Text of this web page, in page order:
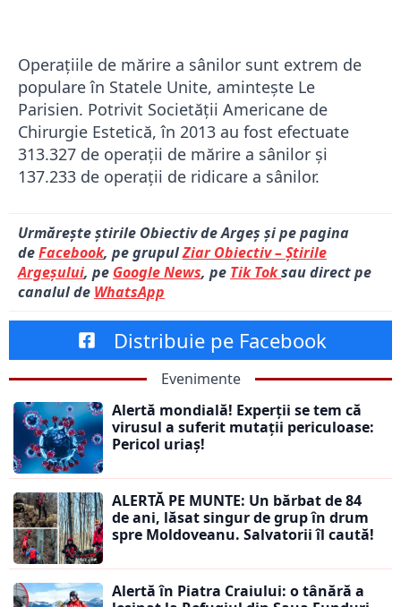
Operațiile de mărire a sânilor sunt extrem de
populare în Statele Unite, amintește Le
Parisien. Potrivit Societății Americane de
Chirurgie Estetică, în 2013 au fost efectuate
313.327 de operații de mărire a sânilor și
137.233 de operații de ridicare a sânilor.
Urmărește știrile Obiectiv de Argeș și pe pagina
deFacebook, pe grupulZiar Obiectiv – Știrile
Argeșului, pe Google News, pe Tik Toksau direct pe
canalul de WhatsApp
Distribuie pe Facebook
Evenimente
Alertă mondială! Experții se tem că
virusul a suferit mutații periculoase:
Pericol uriaș!
ALERTĂ PE MUNTE: Un bărbat de 84
de ani, lăsat singur de grup în drum
spre Moldoveanu. Salvatorii îl caută!
Alertă în Piatra Craiului: o tânără a